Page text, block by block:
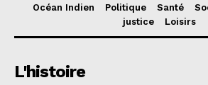
Océan Indien
Politique Santé
justice
Loisirs
L'histoire